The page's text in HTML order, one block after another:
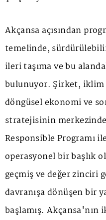
Akçansa açısından
temelinde,
ileri taşıma ve bu
bulunuyor. Şirket, iklim
döngüsel ekonomi ve
stratejisinin
Responsible Programı
operasyonel bir başlık
geçmiş ve değer zinciri
davranışa dönüşen bir
başlamış.